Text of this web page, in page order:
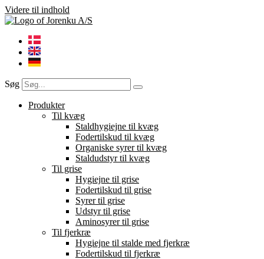
Videre til indhold
Søg
Produkter
Til kvæg
Staldhygiejne til kvæg
Fodertilskud til kvæg
Organiske syrer til kvæg
Staldudstyr til kvæg
Til grise
Hygiejne til grise
Fodertilskud til grise
Syrer til grise
Udstyr til grise
Aminosyrer til grise
Til fjerkræ
Hygiejne til stalde med fjerkræ
Fodertilskud til fjerkræ